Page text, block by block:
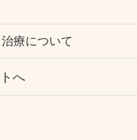
療について
へ